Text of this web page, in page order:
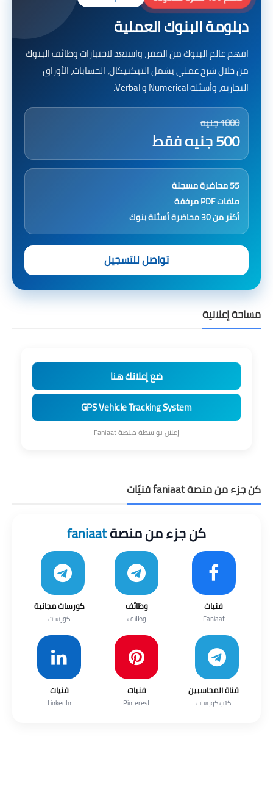
دبلومة البنوك العملية
افهم عالم البنوك من الصفر، واستعد لاختبارات وظائف البنوك
من خلال شرح عملي يشمل التيكنيكال، الحسابات، الأوراق
التجارية، وأسئلة Numerical و Verbal.
1000 جنيه
500 جنيه فقط
55 محاضرة مسجلة
ملفات PDF مرفقة
أكثر من 30 محاضرة أسئلة بنوك
تواصل للتسجيل
مساحة إعلانية
ضع إعلانك هنا
GPS Vehicle Tracking System
إعلان بواسطة منصة Faniaat
كن جزء من منصة faniaat فنيّات
كن جزء من منصةfaniaat
فنيات
Faniaat
وظائف
وظائف
كورسات مجانية
كورسات
قناة المحاسبين
كتب كورسات
فنيات
Pinterest
فنيات
LinkedIn